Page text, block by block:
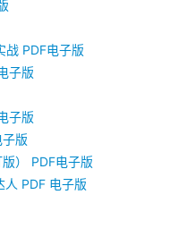
战 PDF电子版
子版
子版
版
） PDF电子版
人 PDF 电子版